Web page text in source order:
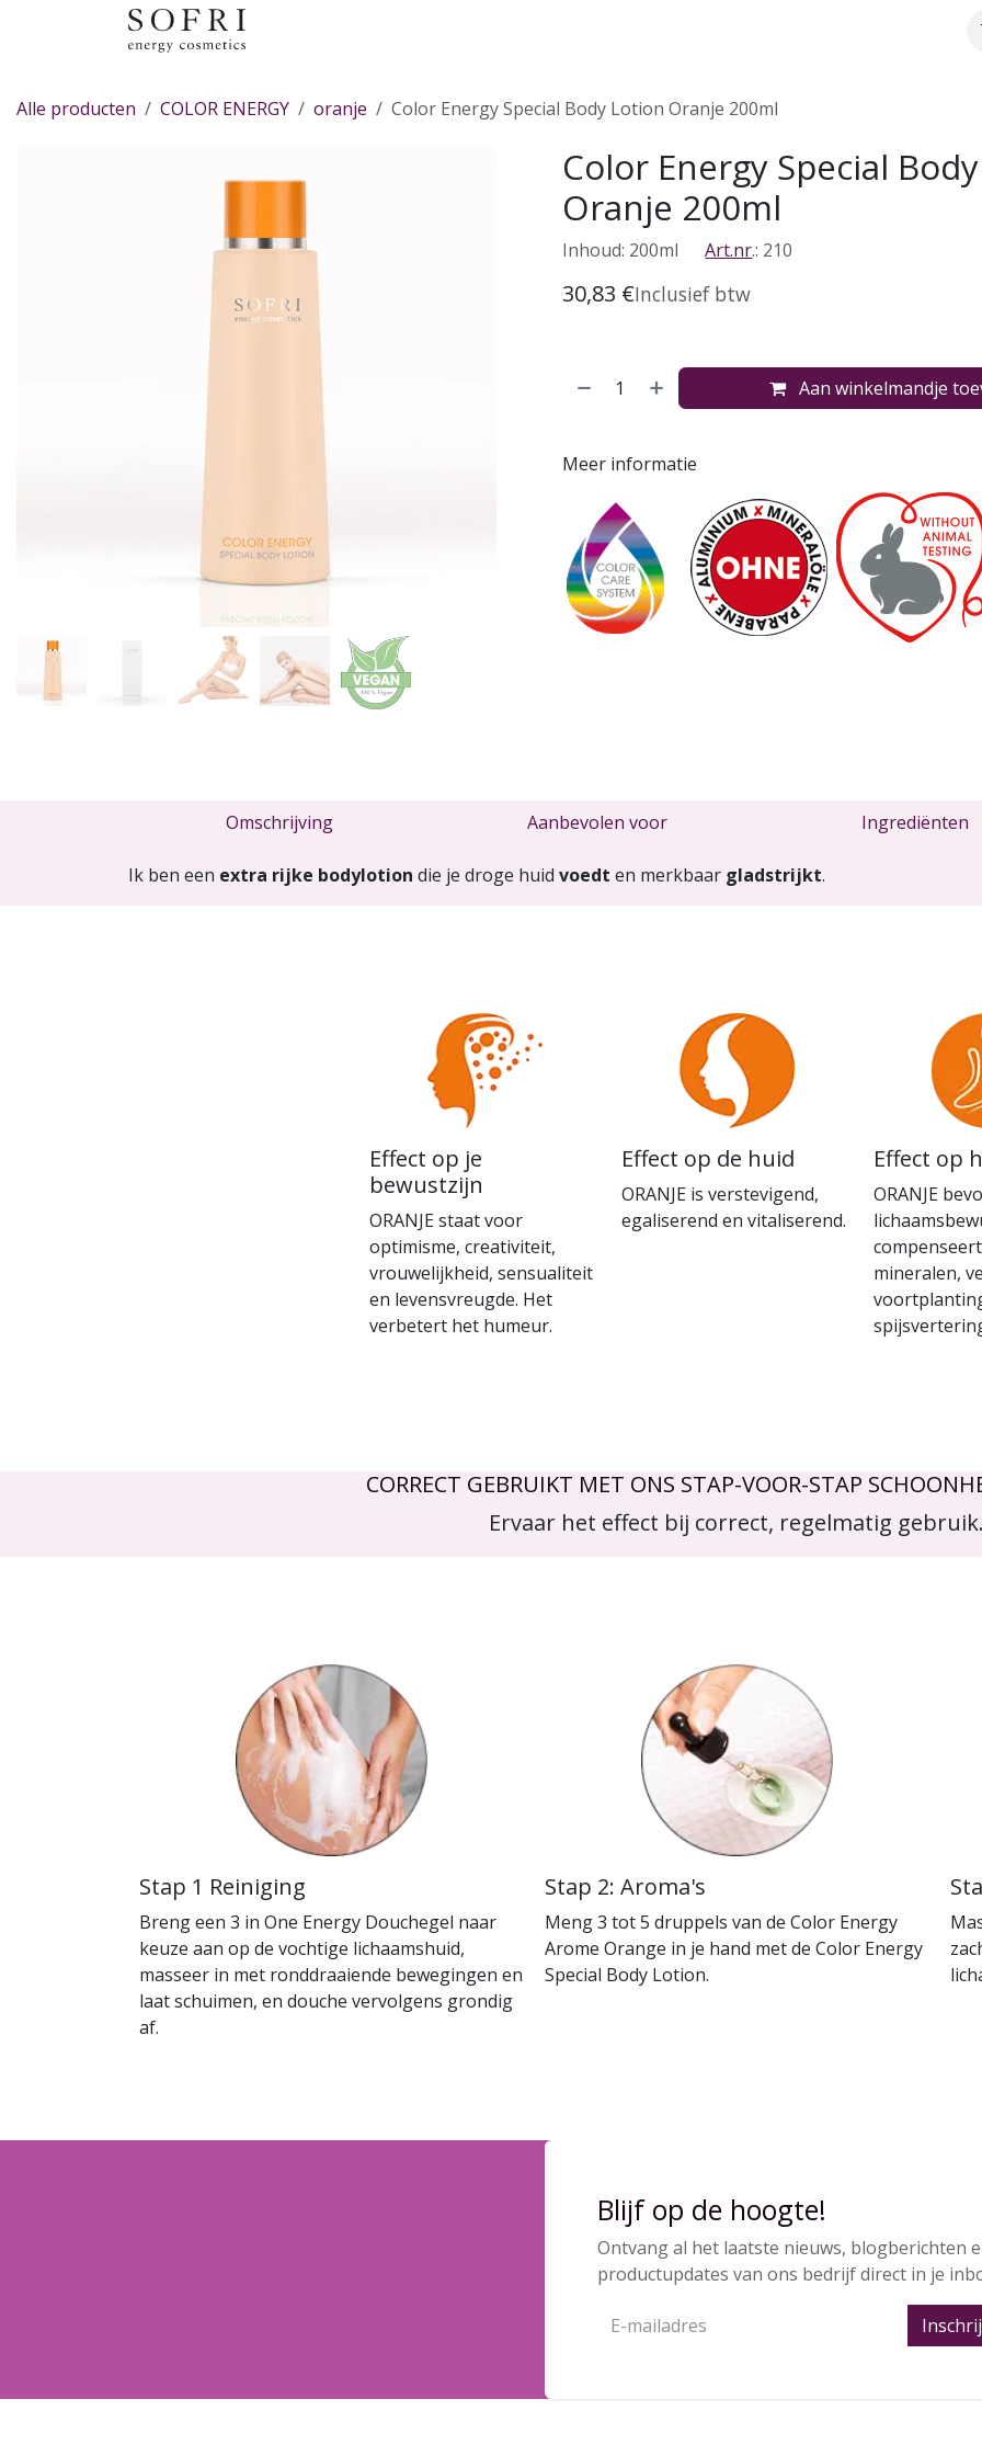
Overslaan naar inhoud
Alle producten COLOR ENERGY oranje Color Energy Special Body Lotion Oranje 200ml
Color Energy Special
Oranje 200ml
Inhoud: 200ml Art.nr.: 210
30,83 €Inclusief btw
Aan winkelmandje
Meer informatie
Omschrijving Aanbevolen voor Ingrediënten
Ik ben een extra rijke bodylotion die je droge huid voedt en merkbaar gladstrijkt.
Effect op
ORANJE
mineralen,
Effect op je
bewustzijn
ORANJE staat voor
optimisme, creativiteit,
vrouwelijkheid, sensualiteit
en levensvreugde. Het
verbetert het humeur.
Effect op de huid
ORANJE is verstevigend,
egaliserend en vitaliserend.
CORRECT GEBRUIKT MET ONS STAP-VOOR-STAP
Ervaar het effect bij correct, regelmatig gebruik.
Stap 1 Reiniging
Breng een 3 in One Energy Douchegel naar
keuze aan op de vochtige lichaamshuid,
masseer in met ronddraaiende bewegingen en
laat schuimen, en douche vervolgens grondig
af.
Stap 2: Aroma's
Meng 3 tot 5 druppels van de Color Energy
Arome Orange in je hand met de Color Energy
Special Body Lotion.
Blijf op de hoogte!
Ontvang al het laatste nieuws, blogberichten
productupdates van ons bedrijf direct in je